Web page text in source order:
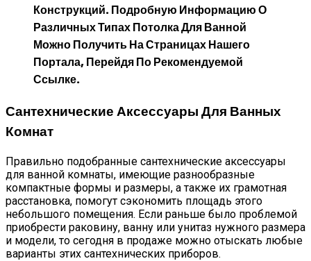
Конструкций. Подробную Информацию О
РазличныхТипах Потолка Для Ванной
Можно Получить На Страницах Нашего
Портала, Перейдя По Рекомендуемой
Ссылке.
Сантехнические Аксессуары Для Ванных
Комнат
Правильно подобранные сантехнические аксессуары
для ванной комнаты, имеющие разнообразные
компактные формы и размеры, а также их грамотная
расстановка, помогут сэкономить площадь этого
небольшого помещения. Если раньше было проблемой
приобрести раковину, ванну или унитаз нужного размера
и модели, то сегодня в продаже можно отыскать любые
варианты этих сантехнических приборов.